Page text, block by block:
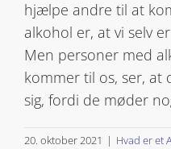
hjælpe andre til at
alkohol er, at vi selv
Men personer med
kommer til os, ser, at
sig, fordi de møder
20. oktober 2021 | Hvad er et